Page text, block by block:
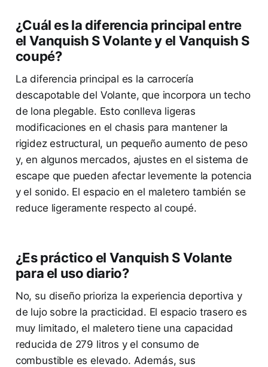
¿Cuál es la diferencia principal entre
el Vanquish S Volante y el Vanquish S
coupé?
La diferencia principal es la carrocería
descapotable del Volante, que incorpora un techo
de lona plegable. Esto conlleva ligeras
modificaciones en el chasis para mantener la
rigidez estructural, un pequeño aumento de peso
y, en algunos mercados, ajustes en el sistema de
escape que pueden afectar levemente la potencia
y el sonido. El espacio en el maletero también se
reduce ligeramente respecto al coupé.
¿Es práctico el Vanquish S Volante
para el uso diario?
No, su diseño prioriza la experiencia deportiva y
de lujo sobre la practicidad. El espacio trasero es
muy limitado, el maletero tiene una capacidad
reducida de 279 litros y el consumo de
combustible es elevado. Además, sus